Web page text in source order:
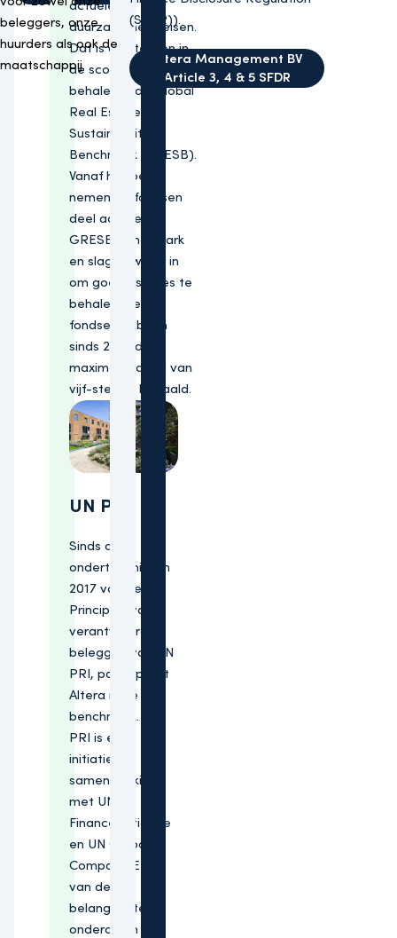
beleggers, onze
huurders als ook de
maatschappij.
actuele
duurzaamheidseisen.
Dat is ook te zien in
de scores die wij
behalen in de Global
Real Estate
Sustainability
Benchmark (GRESB).
Vanaf het begin
nemen de fondsen
deel aan deze
GRESB benchmark
en slagen we er in
om goede scores te
behalen. Beide
fondsen hebben
sinds 2019 de
maximale rating van
vijf-sterren behaald.
UN PRI
Sinds de
ondertekening in
2017 van de
Principles van
verantwoord
beleggen van UN
PRI, participeert
Altera in de
benchmark. UN
PRI is een
initiatief in
samenwerking
met UNEP
Finance initiative
en UN Global
Compact. Eén
van de
belangrijkste
onderdelen van
(SFDR)).
Altera Management BV
Article 3, 4 & 5 SFDR